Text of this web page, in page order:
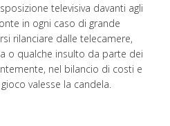
televisiva davanti agli
in ogni caso di grande
rilanciare dalle telecamere,
o qualche insulto da parte dei
nel bilancio di costi e
valesse la candela.